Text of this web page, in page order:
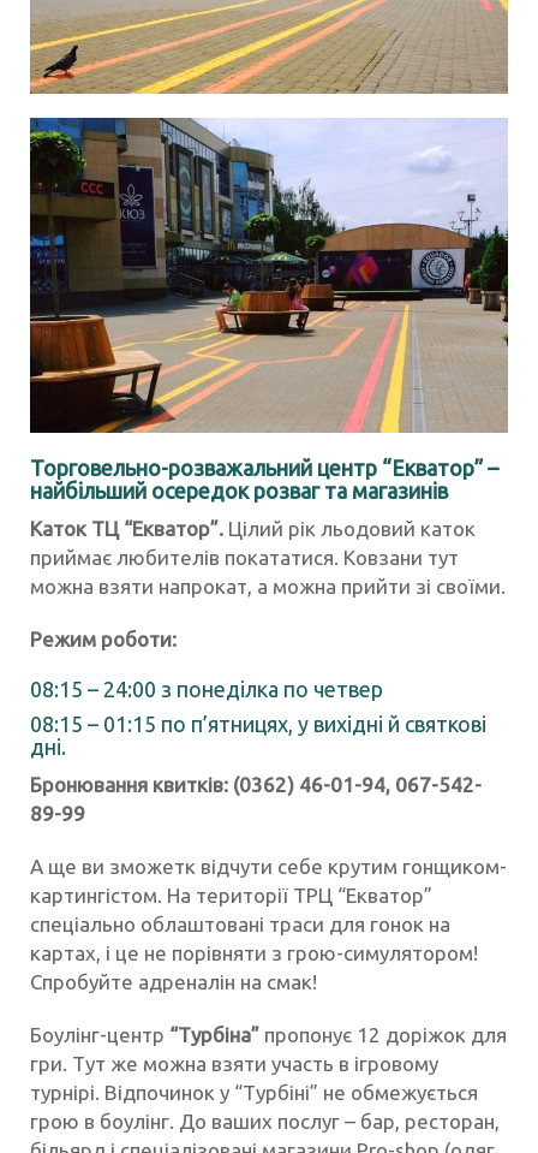
Торговельно-розважальний центр “Екватор” –
найбільший осередок розваг та магазинів
Каток ТЦ “Екватор”. Цілий рік льодовий каток
приймає любителів покататися. Ковзани тут
можна взяти напрокат, а можна прийти зі своїми.
Режим роботи:
08:15 – 24:00 з понеділка по четвер
08:15 – 01:15 по п’ятницях, у вихідні й святкові
дні.
Бронювання квитків: (0362) 46-01-94, 067-542-
89-99
А ще ви зможетк відчути себе крутим гонщиком-
картингістом. На території ТРЦ “Екватор”
спеціально облаштовані траси для гонок на
картах, і це не порівняти з грою-симулятором!
Спробуйте адреналін на смак!
Боулінг-центр “Турбіна” пропонує 12 доріжок для
гри. Тут же можна взяти участь в ігровому
турнірі. Відпочинок у “Турбіні” не обмежується
грою в боулінг. До ваших послуг – бар, ресторан,